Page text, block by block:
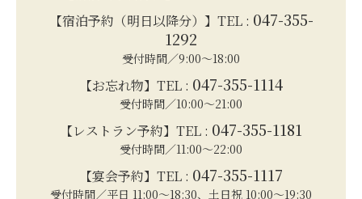
【宿泊予約（明日以降分）】TEL : 047-355-
1292
受付時間／9:00～18:00
【お忘れ物】TEL : 047-355-1114
受付時間／10:00～21:00
【レストラン予約】TEL : 047-355-1181
受付時間／11:00～22:00
【宴会予約】TEL : 047-355-1117
受付時間／平日 11:00～18:30、土日祝 10:00～19:30